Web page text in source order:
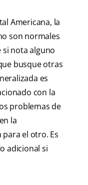
Americana, la
son normales
si nota alguno
busque otras
es
con la
problemas de
la
el otro. Es
adicional si